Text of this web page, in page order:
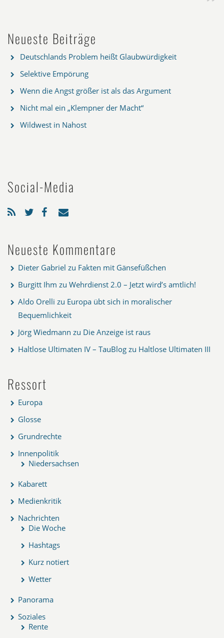
Neueste Beiträge
Deutschlands Problem heißt Glaubwürdigkeit
Selektive Empörung
Wenn die Angst größer ist als das Argument
Nicht mal ein „Klempner der Macht“
Wildwest in Nahost
Social-Media
Neueste Kommentare
Dieter Gabriel zu Fakten mit Gänsefüßchen
Burgitt Ihm zu Wehrdienst 2.0 – Jetzt wird’s amtlich!
Aldo Orelli zu Europa übt sich in moralischer
Bequemlichkeit
Jörg Wiedmann zu Die Anzeige ist raus
Haltlose Ultimaten IV – TauBlog zu Haltlose Ultimaten III
Ressort
Europa
Glosse
Grundrechte
Innenpolitik
Niedersachsen
Kabarett
Medienkritik
Nachrichten
Die Woche
Hashtags
Kurz notiert
Wetter
Panorama
Soziales
Rente